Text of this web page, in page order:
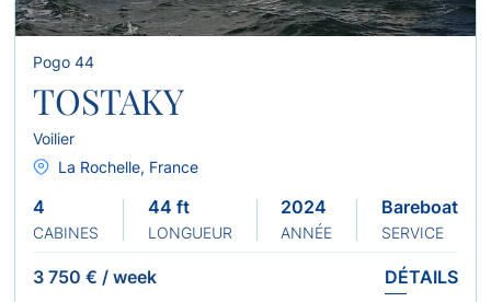
Pogo 44
TOSTAKY
Voilier
La Rochelle, France
4
CABINES
44 ft
LONGUEUR
2024
ANNÉE
Bareboat
SERVICE
3 750 € / week DÉTAILS